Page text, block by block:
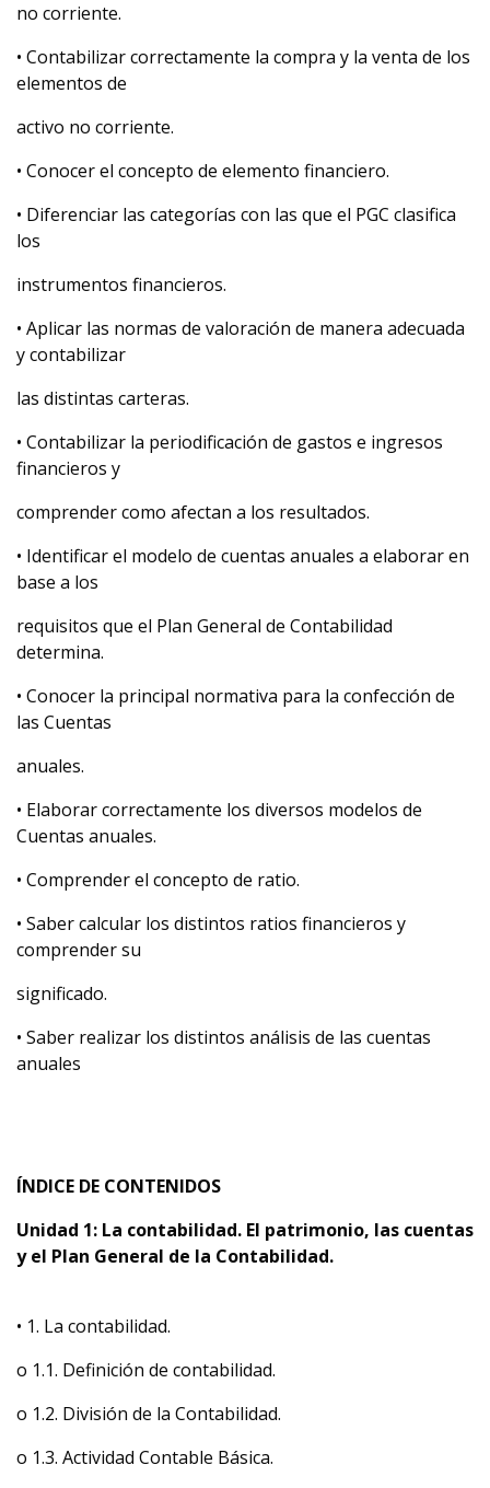
no corriente.
• Contabilizar correctamente la compra y la venta de los
elementos de
activo no corriente.
• Conocer el concepto de elemento financiero.
• Diferenciar las categorías con las que el PGC clasifica
los
instrumentos financieros.
• Aplicar las normas de valoración de manera adecuada
y contabilizar
las distintas carteras.
• Contabilizar la periodificación de gastos e ingresos
financieros y
comprender como afectan a los resultados.
• Identificar el modelo de cuentas anuales a elaborar en
base a los
requisitos que el Plan General de Contabilidad
determina.
• Conocer la principal normativa para la confección de
las Cuentas
anuales.
• Elaborar correctamente los diversos modelos de
Cuentas anuales.
• Comprender el concepto de ratio.
• Saber calcular los distintos ratios financieros y
comprender su
significado.
• Saber realizar los distintos análisis de las cuentas
anuales
ÍNDICE DE CONTENIDOS
Unidad 1: La contabilidad. El patrimonio, las cuentas
y el Plan General de la Contabilidad.
• 1. La contabilidad.
o 1.1. Definición de contabilidad.
o 1.2. División de la Contabilidad.
o 1.3. Actividad Contable Básica.